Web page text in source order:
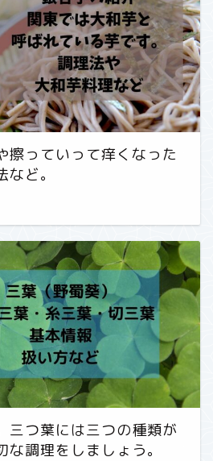
擦っていって痒くなった
ど。
三つ葉には三つの種類が
な調理をしましょう。